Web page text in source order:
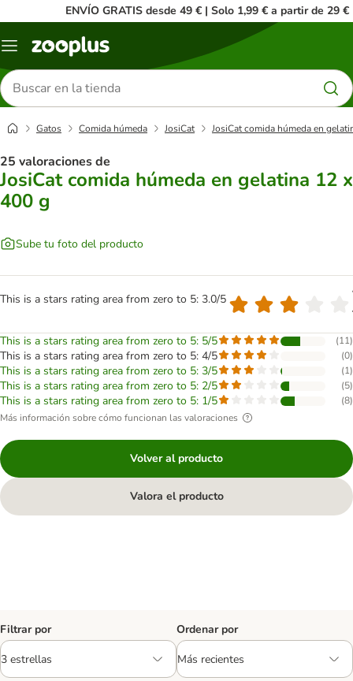
ENVÍO GRATIS desde 49 € | Solo 1,99 € a partir de 29 €
Menú
Buscar
productos
Gatos Comida húmeda JosiCat JosiCat comida húmeda en
25 valoraciones de
JosiCat comida húmeda en gelatina 12 x
400 g
Sube tu foto del producto
This is a stars rating area from zero to 5: 3.0/5
This is a stars rating area from zero to 5: 5/5 (11)
This is a stars rating area from zero to 5: 4/5 (0)
This is a stars rating area from zero to 5: 3/5 (1)
This is a stars rating area from zero to 5: 2/5 (5)
This is a stars rating area from zero to 5: 1/5 (8)
Más información sobre cómo funcionan las valoraciones
Volver al producto
Valora el producto
Filtrar por Ordenar por